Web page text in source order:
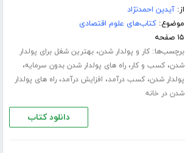
از:آیدین احمدنژاد
موضوع:کتاب‌های علوم اقتصادی
۱۵ صفحه
برچسب‌ها:کار و پولدار شدن،بهترین شغل برای پولدار
شدن،کسب و کار،راه های پولدار شدن بدون سرمایه،
پولدار شدن،کسب درآمد، افزایش درآمد،راه های پولدار
شدن در خانه
دانلود کتاب